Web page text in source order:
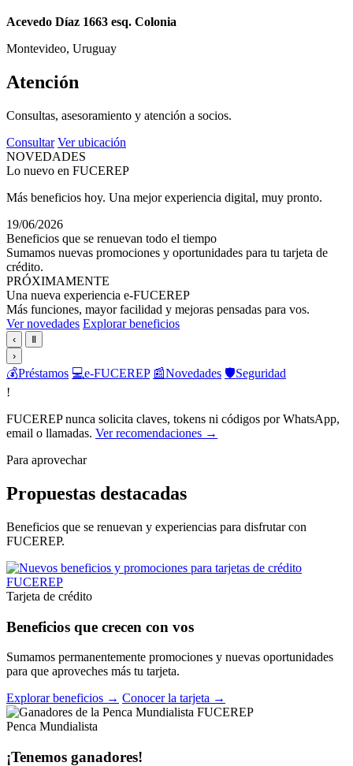
Acevedo Díaz 1663 esq. Colonia
Montevideo, Uruguay
Atención
Consultas, asesoramiento y atención a socios.
Consultar Ver ubicación
NOVEDADES
Lo nuevo en FUCEREP
Más beneficios hoy. Una mejor experiencia digital, muy pronto.
19/06/2026
Beneficios que se renuevan todo el tiempo
Sumamos nuevas promociones y oportunidades para tu tarjeta de
crédito.
PRÓXIMAMENTE
Una nueva experiencia e-FUCEREP
Más funciones, mayor facilidad y mejoras pensadas para vos.
Ver novedades Explorar beneficios
‹
Ⅱ
›
💰Préstamos 💻e-FUCEREP 📰Novedades 🛡️Seguridad
!
FUCEREP nunca solicita claves, tokens ni códigos por WhatsApp,
email o llamadas. Ver recomendaciones →
Para aprovechar
Propuestas destacadas
Beneficios que se renuevan y experiencias para disfrutar con
FUCEREP.
Tarjeta de crédito
Beneficios que crecen con vos
Sumamos permanentemente promociones y nuevas oportunidades
para que aproveches más tu tarjeta.
Explorar beneficios → Conocer la tarjeta →
Penca Mundialista
¡Tenemos ganadores!